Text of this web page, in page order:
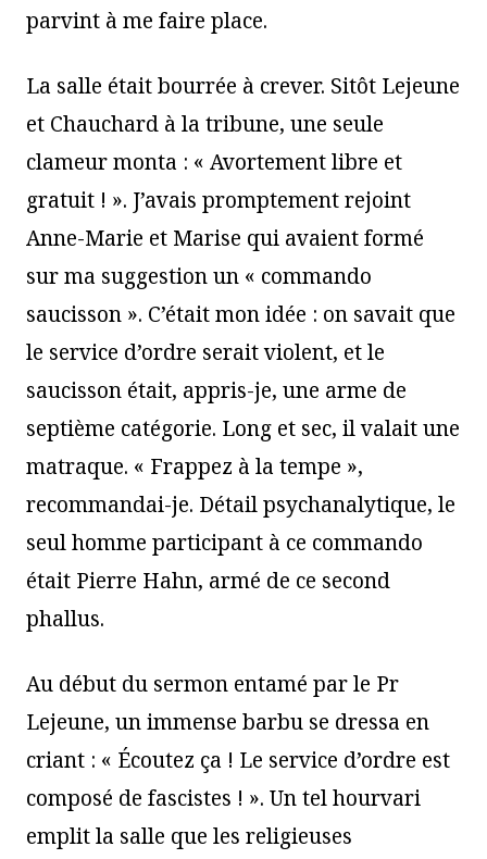
parvint à me faire place.
La salle était bourrée à crever. Sitôt Lejeune
et Chauchard à la tribune, une seule
clameur monta : « Avortement libre et
gratuit ! ». J’avais promptement rejoint
Anne-Marie et Marise qui avaient formé
sur ma suggestion un « commando
saucisson ». C’était mon idée : on savait que
le service d’ordre serait violent, et le
saucisson était, appris-je, une arme de
septième catégorie. Long et sec, il valait une
matraque. « Frappez à la tempe »,
recommandai-je. Détail psychanalytique, le
seul homme participant à ce commando
était Pierre Hahn, armé de ce second
phallus.
Au début du sermon entamé par le Pr
Lejeune, un immense barbu se dressa en
criant : « Écoutez ça ! Le service d’ordre est
composé de fascistes ! ». Un tel hourvari
emplit la salle que les religieuses